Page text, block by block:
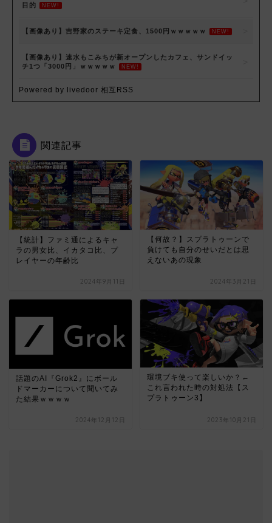
目的
NEW!
【画像あり】吉野家のステーキ定食、1500円ｗｗｗｗｗ NEW!
【画像あり】速水もこみちが新オープンしたカフェ、サンドイッ
チ1つ「3000円」ｗｗｗｗｗ
NEW!
Powered by livedoor 相互RSS
関連記事
【統計】ファミ通によるキャ
ラの男女比、イカタコ比、プ
レイヤーの年齢比
2024年9月11日
【何故？】スプラトゥーンで
負けても自分のせいだとは思
えないあの現象
2024年3月21日
話題のAI『Grok2』にボール
ドマーカーについて聞いてみ
た結果ｗｗｗｗ
2024年12月12日
環境ブキ使って楽しいか？←
これ言われた時の対処法【ス
プラトゥーン3】
2023年10月21日